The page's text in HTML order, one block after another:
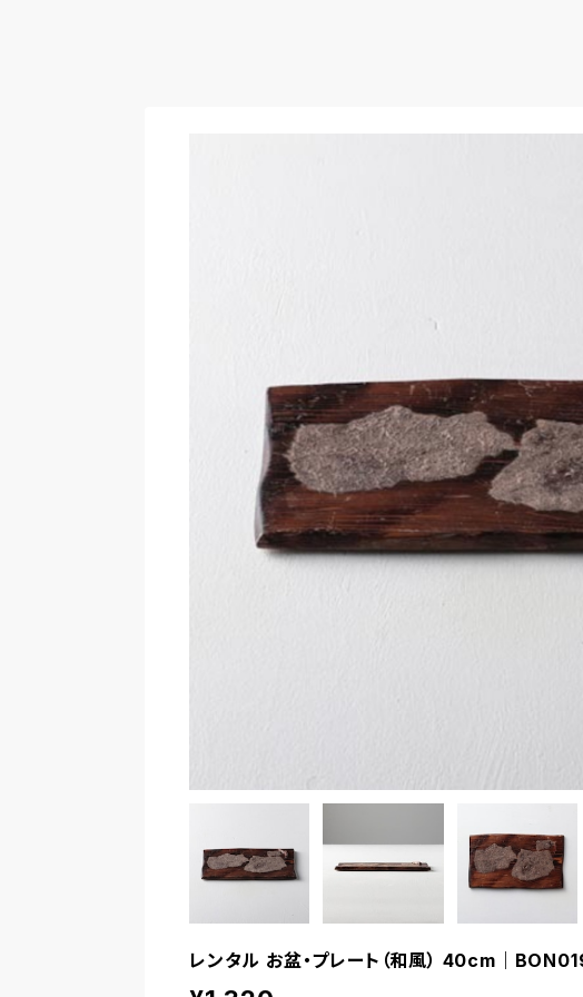
レンタル お盆・プレート（和風） 40cm｜